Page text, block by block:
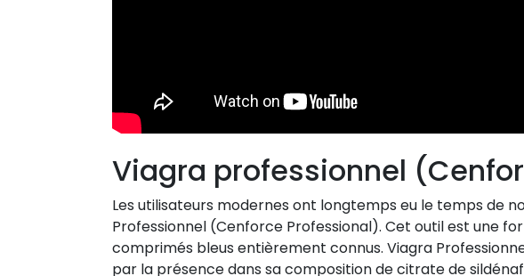
Viagra professionnel
Les utilisateurs modernes ont longtemps eu le temps de
Professionnel (Cenforce Professional). Cet outil est une
comprimés bleus entièrement connus. Viagra
par la présence dans sa composition de citrate de